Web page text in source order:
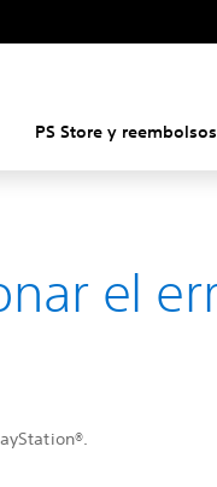
PS Store y reembolsos
el